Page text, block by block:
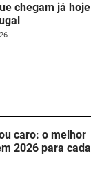
chegam já hoje
caro: o melhor
2026 para cada